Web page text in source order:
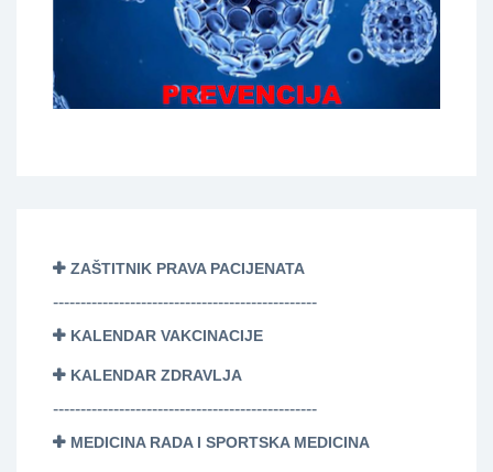
ZAŠTITNIK PRAVA PACIJENATA
------------------------------------------------
KALENDAR VAKCINACIJE
KALENDAR ZDRAVLJA
------------------------------------------------
MEDICINA RADA I SPORTSKA MEDICINA